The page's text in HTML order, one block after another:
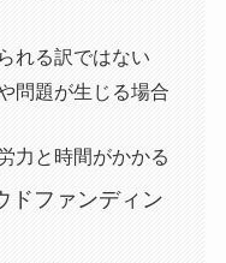
れる訳ではない
問題が生じる場合
力と時間がかかる
ドファンディン